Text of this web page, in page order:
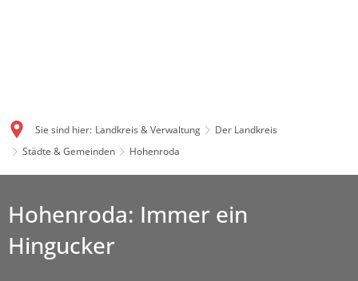
Sie sind hier: Landkreis & Verwaltung
Der Landkreis
Städte & Gemeinden
Hohenroda
Hohenroda: Immer ein
Hingucker